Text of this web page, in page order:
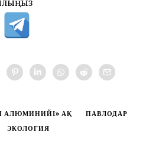
АЛЮМИНИЙІ» АҚ
ПАВЛОДАР
ЭКОЛОГИЯ